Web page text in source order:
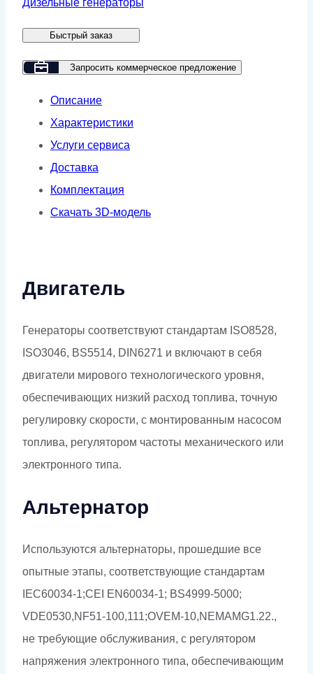
AH132
в
Быстрый заказ
Запросить коммерческое предложение
Описание
Характеристики
Услуги сервиса
Доставка
Комплектация
Скачать 3D-модель
Двигатель
Генераторы соответствуют стандартам ISO8528,
ISO3046, BS5514, DIN6271 и включают в себя
двигатели мирового технологического уровня,
обеспечивающих низкий расход топлива, точную
регулировку скорости, с монтированным насосом
топлива, регулятором частоты механического или
электронного типа.
Альтернатор
Используются альтернаторы, прошедшие все
опытные этапы, соответствующие стандартам
IEC60034-1;CEI EN60034-1; BS4999-5000;
VDE0530,NF51-100,111;OVEM-10,NEMAMG1.22.,
не требующие обслуживания, с регулятором
напряжения электронного типа, обеспечивающим